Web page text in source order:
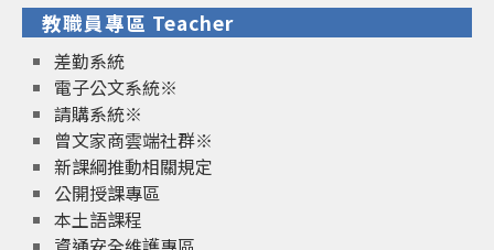
教職員專區 Teacher
差勤系統
電子公文系統※
請購系統※
曾文家商雲端社群※
新課綱推動相關規定
公開授課專區
本土語課程